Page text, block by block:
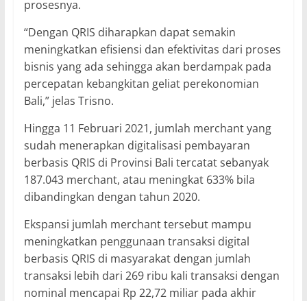
prosesnya.
“Dengan QRIS diharapkan dapat semakin
meningkatkan efisiensi dan efektivitas dari proses
bisnis yang ada sehingga akan berdampak pada
percepatan kebangkitan geliat perekonomian
Bali,” jelas Trisno.
Hingga 11 Februari 2021, jumlah merchant yang
sudah menerapkan digitalisasi pembayaran
berbasis QRIS di Provinsi Bali tercatat sebanyak
187.043 merchant, atau meningkat 633% bila
dibandingkan dengan tahun 2020.
Ekspansi jumlah merchant tersebut mampu
meningkatkan penggunaan transaksi digital
berbasis QRIS di masyarakat dengan jumlah
transaksi lebih dari 269 ribu kali transaksi dengan
nominal mencapai Rp 22,72 miliar pada akhir